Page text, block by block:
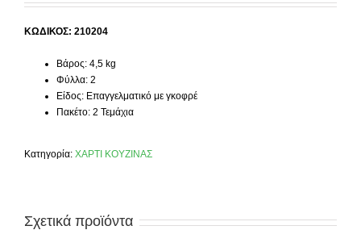
ΚΩΔΙΚΟΣ: 210204
Βάρος: 4,5 kg
Φύλλα: 2
Είδος: Επαγγελματικό με γκοφρέ
Πακέτο: 2 Τεμάχια
Κατηγορία: ΧΑΡΤΙ ΚΟΥΖΙΝΑΣ
Σχετικά προϊόντα